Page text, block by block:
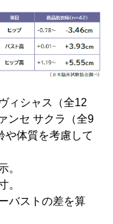
ィシャス（全12
ンセ サクラ（全9
や体質を考慮して
。
。
バストの差を算